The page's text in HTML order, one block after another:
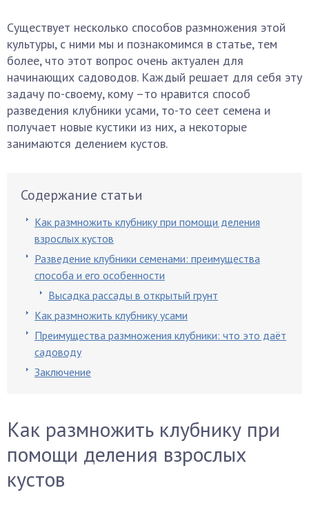
Существует несколько способов размножения этой
культуры, с ними мы и познакомимся в статье, тем
более, что этот вопрос очень актуален для
начинающих садоводов. Каждый решает для себя эту
задачу по-своему, кому –то нравится способ
разведения клубники усами, то-то сеет семена и
получает новые кустики из них, а некоторые
занимаются делением кустов.
Содержание статьи
Как размножить клубнику при помощи деления
взрослых кустов
Разведение клубники семенами: преимущества
способа и его особенности
Высадка рассады в открытый грунт
Как размножить клубнику усами
Преимущества размножения клубники: что это даёт
садоводу
Заключение
Как размножить клубнику при
помощи деления взрослых
кустов